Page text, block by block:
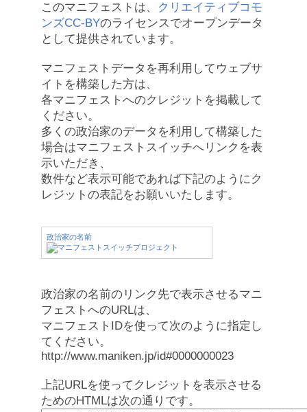
このマニフェストは、
クリエイティブコモ
ンズCC-BYのライセンスでオープンデータ
として提供されています。
マニフェストデータを再利用してウェブサ
イトを構築した方は、
各マニフェストへのクレジットを掲載して
ください。
多くの政治家のデータを利用して構築した
場合はマニフェストスイッチへリンクを表
示いただき、
数件など表示可能であれば下記のようにク
レジットの表記をお願いいたします。
政治家の名前
政治家の名前のリンク先で表示させるマニ
フェストへのURLは、
マニフェストIDを使って次のように指定し
てください。
http://www.maniken.jp/id#0000000023
上記URLを使ってクレジットを表示させる
ためのHTMLは次の通りです。